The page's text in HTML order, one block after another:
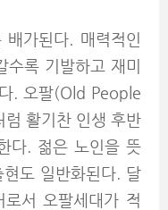
배가된다. 매력적인
록 기발하고 재미
. 오팔(Old People
활기찬 인생 후반
다. 젊은 노인을 뜻
도 일반화된다. 달
로서 오팔세대가 적